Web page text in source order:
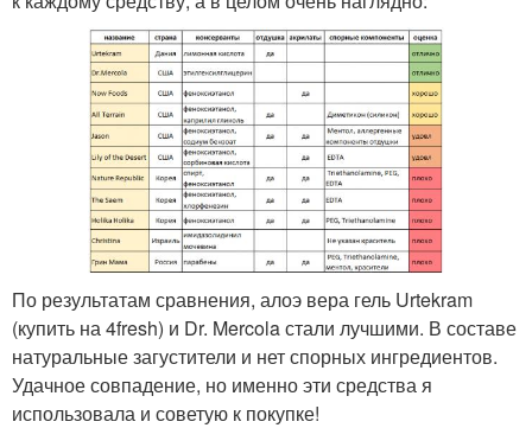
По результатам сравнения, алоэ вера гель Urtekram
(купить на 4fresh) и Dr. Mercola стали лучшими. В составе
натуральные загустители и нет спорных ингредиентов.
Удачное совпадение, но именно эти средства я
использовала и советую к покупке!